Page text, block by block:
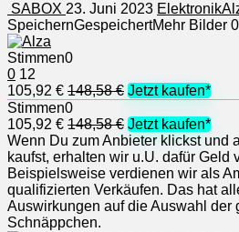
SABOX 23. Juni 2023 Elektronik
SpeichernGespeichertMehr Bilder 0
Stimmen0
0 12
105,92 € 148,58 € Jetzt kaufen*
Stimmen0
105,92 € 148,58 € Jetzt kaufen*
Wenn Du zum Anbieter klickst und
kaufst, erhalten wir u.U. dafür Geld
Beispielsweise verdienen wir als
qualifizierten Verkäufen. Das hat
Auswirkungen auf die Auswahl der
Schnäppchen.